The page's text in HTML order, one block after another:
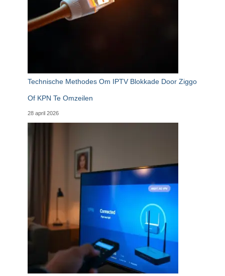
Technische Methodes Om IPTV Blokkade Door Ziggo
Of KPN Te Omzeilen
28 april 2026